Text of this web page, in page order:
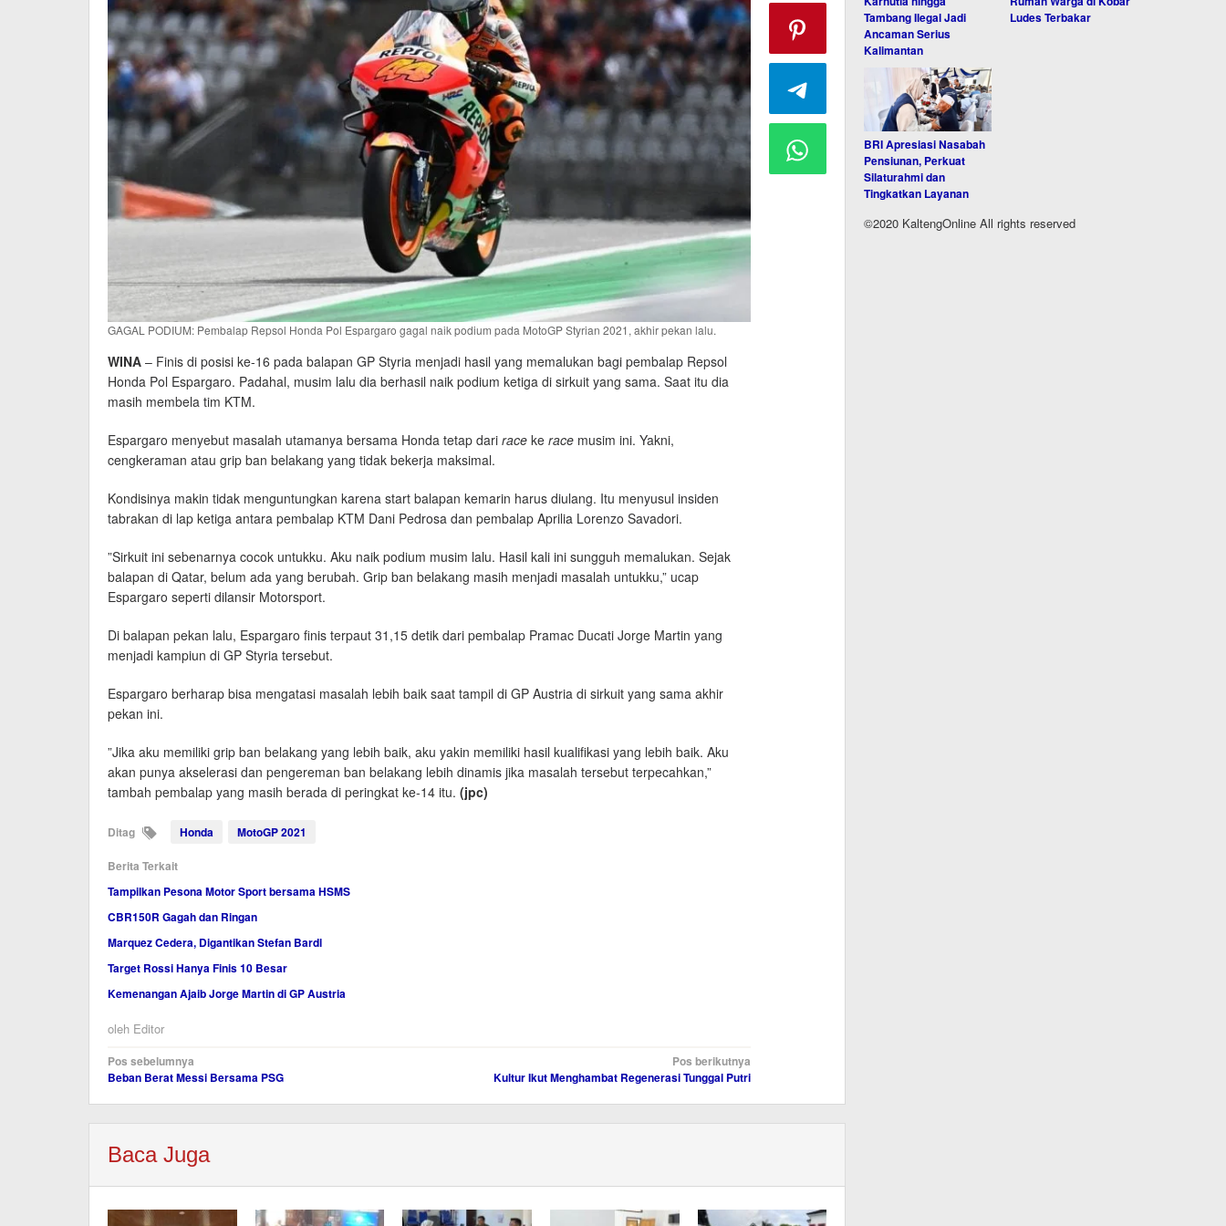
GAGAL PODIUM: Pembalap Repsol Honda Pol Espargaro gagal naik podium pada MotoGP Styrian 2021, akhir pekan lalu.
WINA – Finis di posisi ke-16 pada balapan GP Styria menjadi hasil yang memalukan bagi pembalap Repsol
Honda Pol Espargaro. Padahal, musim lalu dia berhasil naik podium ketiga di sirkuit yang sama. Saat itu dia
masih membela tim KTM.
Espargaro menyebut masalah utamanya bersama Honda tetap dari race ke race musim ini. Yakni,
cengkeraman atau grip ban belakang yang tidak bekerja maksimal.
Kondisinya makin tidak menguntungkan karena start balapan kemarin harus diulang. Itu menyusul insiden
tabrakan di lap ketiga antara pembalap KTM Dani Pedrosa dan pembalap Aprilia Lorenzo Savadori.
”Sirkuit ini sebenarnya cocok untukku. Aku naik podium musim lalu. Hasil kali ini sungguh memalukan. Sejak
balapan di Qatar, belum ada yang berubah. Grip ban belakang masih menjadi masalah untukku,” ucap
Espargaro seperti dilansir Motorsport.
Di balapan pekan lalu, Espargaro finis terpaut 31,15 detik dari pembalap Pramac Ducati Jorge Martin yang
menjadi kampiun di GP Styria tersebut.
Espargaro berharap bisa mengatasi masalah lebih baik saat tampil di GP Austria di sirkuit yang sama akhir
pekan ini.
”Jika aku memiliki grip ban belakang yang lebih baik, aku yakin memiliki hasil kualifikasi yang lebih baik. Aku
akan punya akselerasi dan pengereman ban belakang lebih dinamis jika masalah tersebut terpecahkan,”
tambah pembalap yang masih berada di peringkat ke-14 itu. (jpc)
Ditag Honda MotoGP 2021
Berita Terkait
Tampilkan Pesona Motor Sport bersama HSMS
CBR150R Gagah dan Ringan
Marquez Cedera, Digantikan Stefan Bardl
Target Rossi Hanya Finis 10 Besar
Kemenangan Ajaib Jorge Martin di GP Austria
oleh Editor
Navigasi
pos
Pos sebelumnya
Beban Berat Messi Bersama PSG
Pos berikutnya
Kultur Ikut Menghambat Regenerasi Tunggal Putri
Baca Juga
Tambang Ilegal Jadi
Ancaman Serius
Kalimantan
Ludes Terbakar
BRI Apresiasi Nasabah
Pensiunan, Perkuat
Silaturahmi dan
Tingkatkan Layanan
©2020 KaltengOnline All rights reserved